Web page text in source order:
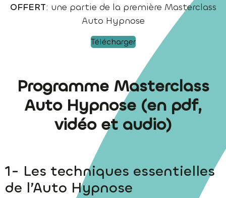
OFFERT: une partie de la première Masterclass
Auto Hypnose
Télécharger
Programme Masterclass
Auto Hypnose (en pdf,
vidéo et audio)
1- Les techniques essentielles
de l’Auto Hypnose